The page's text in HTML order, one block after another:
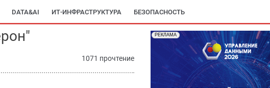
DATA&AI ИТ-ИНФРАСТРУКТУРА БЕЗОПАСНОСТЬ
1071 прочтение
РЕКЛАМА